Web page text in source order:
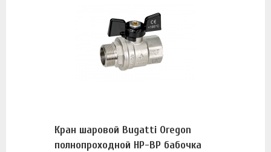
Кран шаровой Bugatti Oregon
полнопроходной НР-ВР бабочка